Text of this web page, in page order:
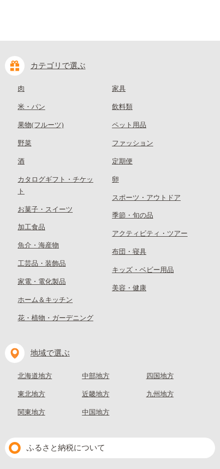
カテゴリで選ぶ
肉
米・パン
果物(フルーツ)
野菜
酒
カタログギフト・チケッ
ト
お菓子・スイーツ
加工食品
魚介・海産物
工芸品・装飾品
家電・電化製品
ホーム＆キッチン
花・植物・ガーデニング
家具
飲料類
ペット用品
ファッション
定期便
卵
スポーツ・アウトドア
季節・旬の品
アクティビティ・ツアー
布団・寝具
キッズ・ベビー用品
美容・健康
地域で選ぶ
北海道地方
東北地方
関東地方
中部地方
近畿地方
中国地方
四国地方
九州地方
ふるさと納税について